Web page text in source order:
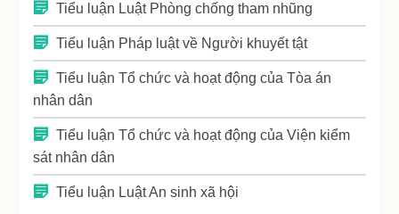
Tiểu luận Luật Phòng chống tham nhũng
Tiểu luận Pháp luật về Người khuyết tật
Tiểu luận Tổ chức và hoạt động của Tòa án
nhân dân
Tiểu luận Tổ chức và hoạt động của Viện kiểm
sát nhân dân
Tiểu luận Luật An sinh xã hội